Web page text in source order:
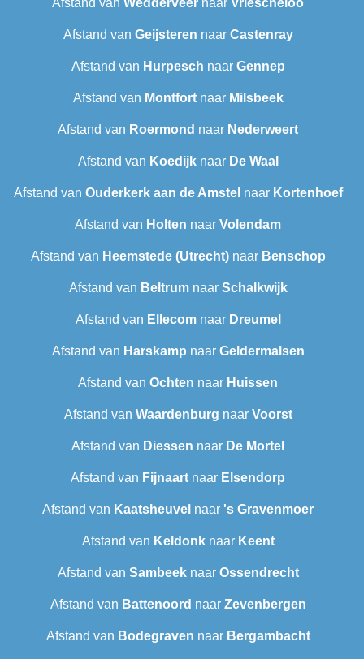
Afstand van Wedderveer naar Vriescheloo
Afstand van Geijsteren naar Castenray
Afstand van Hurpesch naar Gennep
Afstand van Montfortnaar Milsbeek
Afstand van Roermond naar Nederweert
Afstand van Koedijknaar De Waal
Afstand van Ouderkerk aan de Amstel naar Kortenhoef
Afstand van Holten naar Volendam
Afstand van Heemstede (Utrecht)naar Benschop
Afstand van Beltrumnaar Schalkwijk
Afstand van Ellecomnaar Dreumel
Afstand van Harskamp naar Geldermalsen
Afstand van Ochten naar Huissen
Afstand van Waardenburg naar Voorst
Afstand van Diessen naar De Mortel
Afstand van Fijnaart naar Elsendorp
Afstand van Kaatsheuvel naar 's Gravenmoer
Afstand van Keldonknaar Keent
Afstand van Sambeeknaar Ossendrecht
Afstand van Battenoord naar Zevenbergen
Afstand van Bodegraven naar Bergambacht